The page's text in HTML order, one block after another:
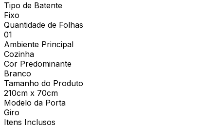
Tipo de Batente
Fixo
Quantidade de Folhas
01
Ambiente Principal
Cozinha
Cor Predominante
Branco
Tamanho do Produto
210cm x 70cm
Modelo da Porta
Giro
Itens Inclusos